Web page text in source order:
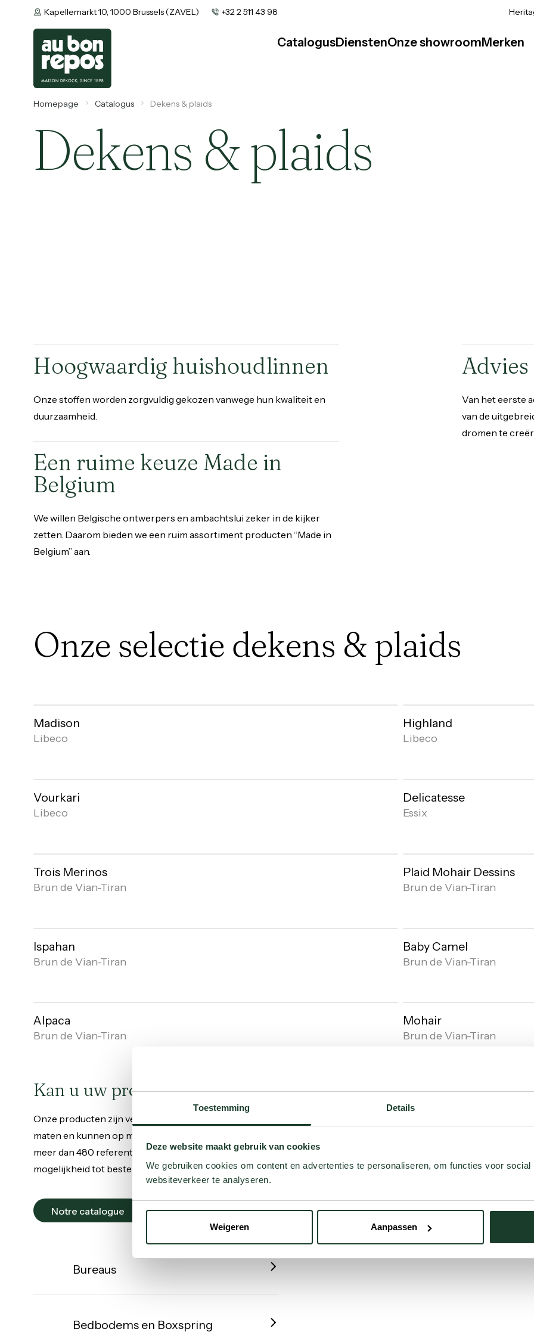
Toestemming Details
Deze website maakt gebruik van cookies
We gebruiken cookies om content en advertenties te personaliseren, om functies voor social
websiteverkeer te analyseren.
Weigeren Aanpassen
Kapellemarkt 10, 1000 Brussels (ZAVEL) +32 2 511 43 98
CatalogusDienstenOnze showroomMerken
Homepage Catalogus Dekens & plaids
Dekens & plaids
Hoogwaardig huishoudlinnen
Onze stoffen worden zorgvuldig gekozen vanwege hun kwaliteit en
duurzaamheid.
Advies
Van het eerste
van de
dromen te
Een ruime keuze Made in
Belgium
We willen Belgische ontwerpers en ambachtslui zeker in de kijker
zetten. Daarom bieden we een ruim assortiment producten “Made in
Belgium” aan.
Onze selectie dekens &plaids
Madison
Libeco
Highland
Libeco
Vourkari
Libeco
Delicatesse
Essix
Trois Merinos
Brun de Vian-Tiran
Plaid Mohair Dessins
Brun de Vian-Tiran
Ispahan
Brun de Vian-Tiran
Baby Camel
Brun de Vian-Tiran
Alpaca
Brun de Vian-Tiran
Mohair
Brun de Vian-Tiran
Kan u uw product niet vinden?
Onze producten zijn verkrijgbaar in diverse kleuren en
maten en kunnen op maat worden gemaakt. We hebben
meer dan 480 referenties in de winkel, met de
mogelijkheid tot bestellen indien gewenst.
Notre catalogue
Bureaus
Bedbodems en Boxspring